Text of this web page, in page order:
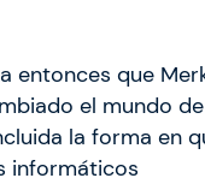
entonces que
el mundo
la forma en
informáticos